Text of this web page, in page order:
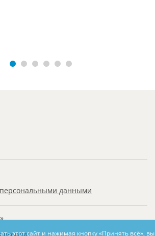
данными
этот сайт и нажимая кнопку «Принять всё»,